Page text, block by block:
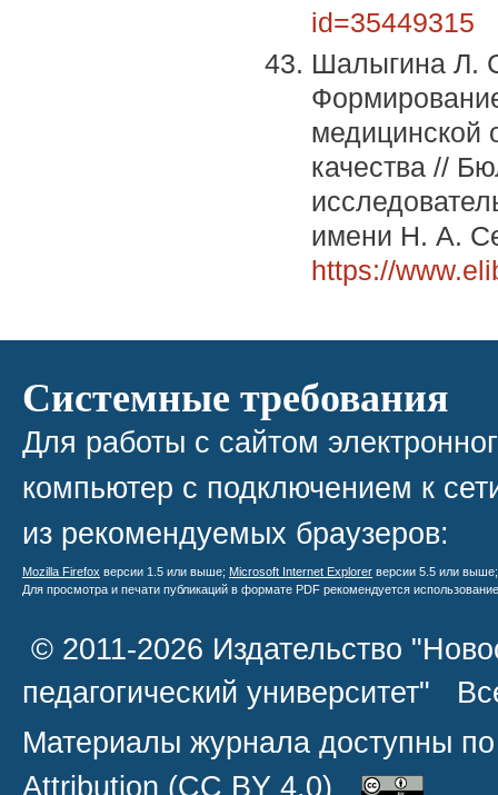
id=35449315
Шалыгина Л.
медицинской
качества //
имени Н. А.
https://
Системные требования
Для работы с сайтом
компьютер с подключением к
из рекомендуемых браузеров:
Mozilla Firefox версии 1.5 или выше; Microsoft Internet Explorer версии 5.5 или
Для просмотра и печати публикаций в формате PDF рекомендуется
© 2011-2026 Издательство
педагогический университет"
Материалы журнала доступны
Attribution (CC BY 4.0)